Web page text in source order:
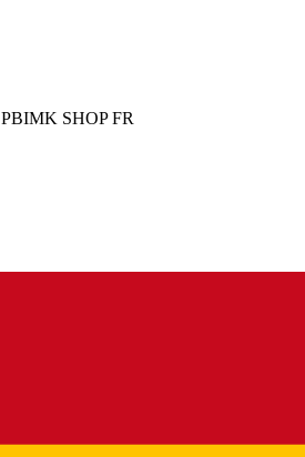
PBIMK SHOP FR